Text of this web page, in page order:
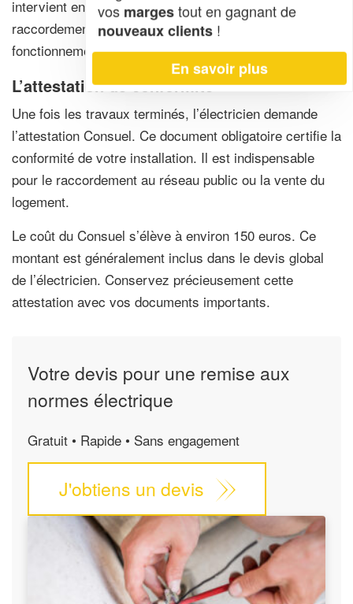
intervient ensuite. L’électricien procède aux
raccordements et teste chaque circuit. Il vérifie le bon
fonctionnement des protections différentielles.
L’attestation de conformité
Une fois les travaux terminés, l’électricien demande
l’attestation Consuel. Ce document obligatoire certifie la
conformité de votre installation. Il est indispensable
pour le raccordement au réseau public ou la vente du
logement.
Le coût du Consuel s’élève à environ 150 euros. Ce
montant est généralement inclus dans le devis global
de l’électricien. Conservez précieusement cette
attestation avec vos documents importants.
Votre devis pour une remise aux
normes électrique
Gratuit • Rapide • Sans engagement
J'obtiens un devis
vos margestout en gagnant de
nouveaux clients !
En savoir plus